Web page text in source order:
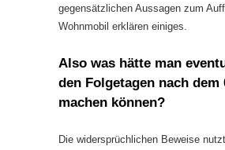
gegensätzlichen Aussagen zum
Wohnmobil erklären einiges.
Also was hätte man
den Folgetagen nach dem
machen können?
Die widersprüchlichen Beweise